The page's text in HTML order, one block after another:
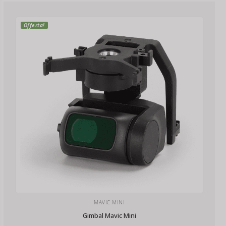
Offerta!
MAVIC MINI
Gimbal Mavic Mini